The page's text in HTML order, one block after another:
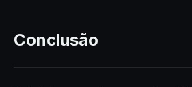
Conclusão